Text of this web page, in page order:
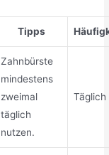
Tipps
Zahnbürste
mindestens
zweimal
täglich
nutzen.
Täglich